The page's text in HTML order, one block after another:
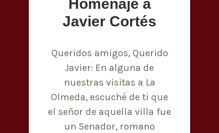
Homenaje a
Javier Cortés
Queridos amigos, Querido
Javier: En alguna de
nuestras visitas a La
Olmeda, escuché de ti que
el señor de aquella villa fue
un Senador, romano